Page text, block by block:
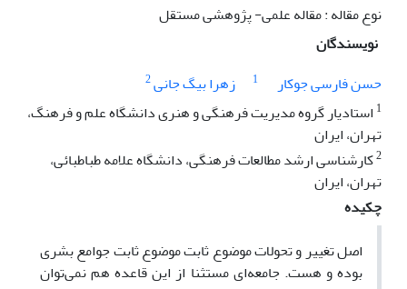
نوع مقاله : مقاله علمی- پژوهشی مستقل
نویسندگان
حسن فارسی جوکار
1 زهرا بیگ جانی2
1 استادیار گروه مدیریت فرهنگی و هنری دانشگاه علم و فرهنگ،
تهران، ایران
2کارشناسی ارشد مطالعات فرهنگی، دانشگاه علامه طباطبائی،
تهران، ایران
چکیده
اصل تغییر و تحولات موضوع ثابت موضوع ثابت جوامع بشری
بوده و هست. جامعه‌ای مستثنا از این قاعده هم نمی‌توان